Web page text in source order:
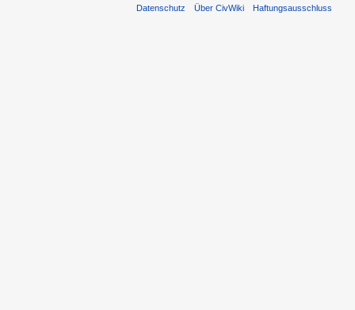
Datenschutz Über CivWiki Haftungsausschluss